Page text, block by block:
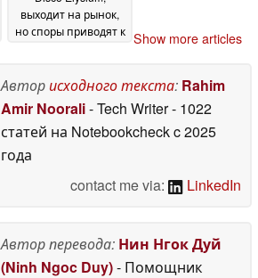
выходит на рынок,
но споры приводят к
May 2026
Show more articles
Авторисходного текста: Rahim
Amir Noorali- Tech Writer- 1022
статей на Notebookcheckc 2025
года
contact me via:
LinkedIn
Автор перевода: Нин Нгок Дуй
(Ninh Ngoc Duy)- Помощник